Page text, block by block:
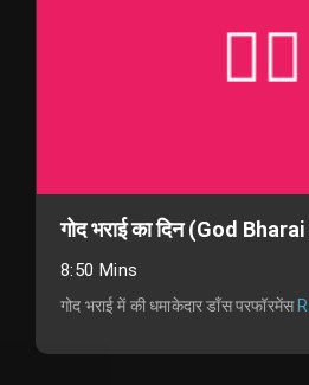
गोद भराई का दिन (God
8:50 Mins
गोद भराई में की धमाकेदार डाँस परफॉरमेंस